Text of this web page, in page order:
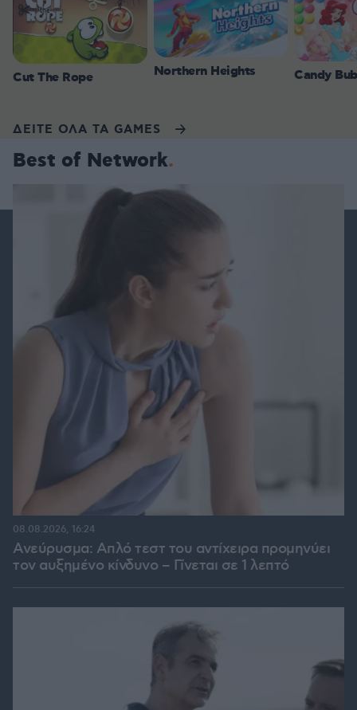
Cut The Rope Northern Heights Candy
ΔΕΙΤΕ ΟΛΑ ΤΑ GAMES
Best of Network
Ανεύρυσμα: Απλό τεστ του αντίχειρα προμηνύει
τον αυξημένο κίνδυνο – Γίνεται σε 1 λεπτό
08.08.2026, 16:24